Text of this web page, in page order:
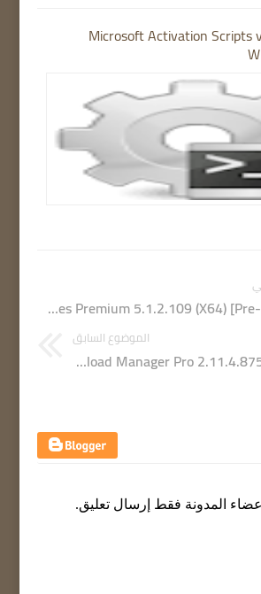
Microsoft Activation Scripts
Malwarebytes Premium 5.1.2.109 (X64) [Pre-Activated]
الموضوع السابق
Ant Download Manager Pro 2.11.4.87518 [Activated]
المدونة فقط إرسال تعليق.